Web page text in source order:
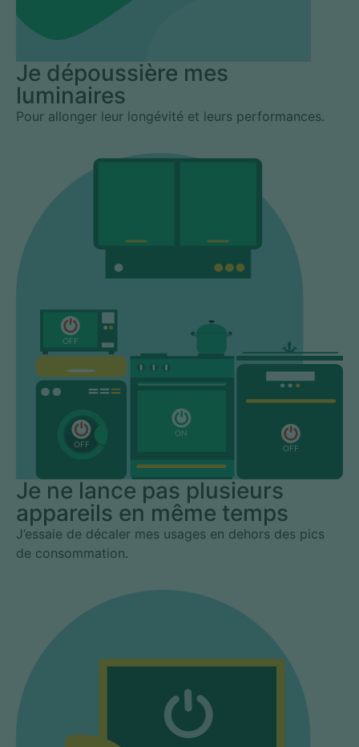
Je dépoussière mes
luminaires
Pour allonger leur longévité et leurs performances.
Je ne lance pas plusieurs
appareils en même temps
J’essaie de décaler mes usages en dehors des pics
de consommation.